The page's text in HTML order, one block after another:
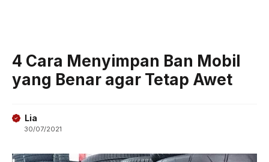
4 Cara Menyimpan Ban Mobil
yang Benar agar Tetap Awet
Lia
30/07/2021